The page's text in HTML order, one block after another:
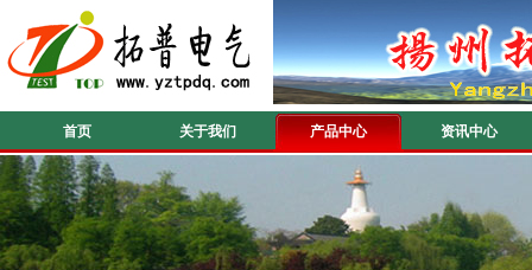
首页 关于我们 产品中心 资讯中心